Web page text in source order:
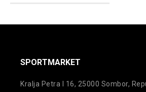
SPORTMARKET
Kralja Petra I 16, 25000 Sombor,